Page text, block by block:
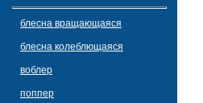
блесна вращающаяся
блесна колеблющаяся
воблер
поппер